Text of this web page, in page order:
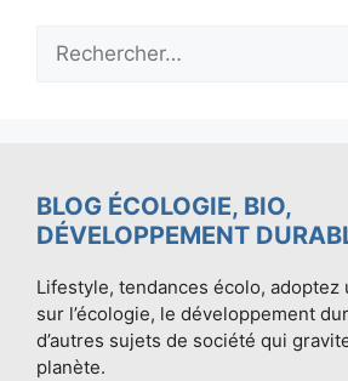
Rechercher :
BLOG ÉCOLOGIE, BIO,
DÉVELOPPEMENT
Lifestyle, tendances écolo, adoptez
sur l’écologie, le développement
d’autres sujets de société qui
planète.